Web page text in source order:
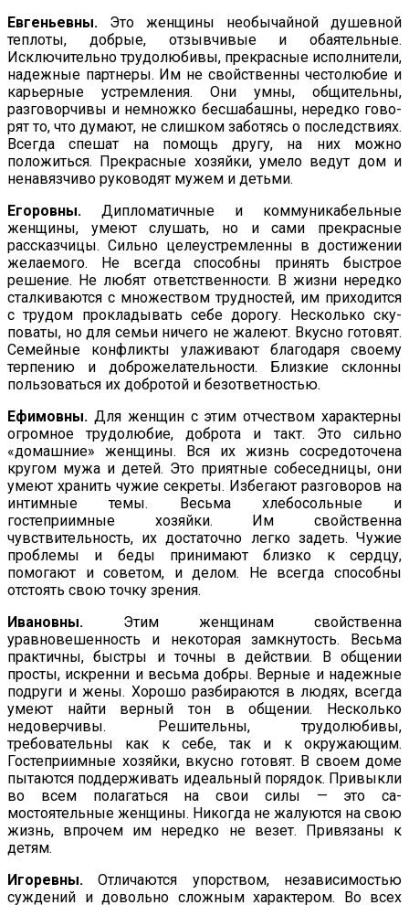
Евгеньевны. Это женщины необычайной душевной
теплоты, добрые, отзывчивые и обаятельные.
Исключительно трудолю­бивы, прекрасные исполнители,
надежные партнеры. Им не свойственны честолюбие и
карьерные устремления. Они умны, общительны,
разговорчивы и немножко бесшабашны, нередко гово­
рят то, что думают, не слишком заботясь о последствиях.
Всег­да спешат на помощь другу, на них можно
положиться. Пре­красные хозяйки, умело ведут дом и
ненавязчиво руководят мужем и детьми.
Егоровны. Дипломатичные и коммуникабельные
женщины, умеют слушать, но и сами прекрасные
рассказчицы. Сильно целеустремленны в достижении
желаемого. Не всегда способ­ны принять быстрое
решение. Не любят ответственности. В жизни нередко
сталкиваются с множеством трудностей, им при­ходится
с трудом прокладывать себе дорогу. Несколько ску­
поваты, но для семьи ничего не жалеют. Вкусно готовят.
Семейные конфликты улаживают благодаря своему
терпению и доброжелательности. Близкие склонны
пользоваться их добротой и безответностью.
Ефимовны. Для женщин с этим отчеством характерны
огром­ное трудолюбие, доброта и такт. Это сильно
«домашние» жен­щины. Вся их жизнь сосредоточена
кругом мужа и детей. Это приятные собеседницы, они
умеют хранить чужие секреты. Избегают разговоров на
интимные темы. Весьма хлебосольные и
гостеприимные хозяйки. Им свойственна
чувствительность, их достаточно легко задеть. Чужие
проблемы и беды принимают близко к сердцу,
помогают и советом, и делом. Не всегда способны
отстоять свою точку зрения.
Ивановны. Этим женщинам свойственна
уравновешенность и некоторая замкнутость. Весьма
практичны, быстры и точны в действии. В общении
просты, искренни и весьма добры. Верные и надежные
подруги и жены. Хорошо разбираются в людях, всегда
умеют найти верный тон в общении. Несколько
недовер­чивы. Решительны, трудолюбивы,
требовательны как к себе, так и к окружающим.
Гостеприимные хозяйки, вкусно готовят. В своем доме
пытаются поддерживать идеальный порядок. Привыкли
во всем полагаться на свои силы — это са­
мостоятельные женщины. Никогда не жалуются на свою
жизнь, впрочем им нередко не везет. Привязаны к
детям.
Игоревны. Отличаются упорством, независимостью
суждений и довольно сложным характером. Во всех